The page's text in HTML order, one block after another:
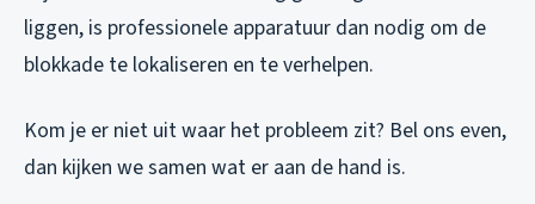
liggen, is professionele apparatuur dan nodig om de
blokkade te lokaliseren en te verhelpen.
Kom je er niet uit waar het probleem zit? Bel ons even,
dan kijken we samen wat er aan de hand is.